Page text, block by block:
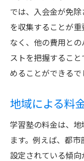
料金の不
料金説明
契約前に
料金に含
学習塾の
では、入会金が免
を収集することが
なく、他の費用と
ストを把握するこ
めることができるで
地域による料
学習塾の料金は、地
ます。例えば、都
設定されている傾